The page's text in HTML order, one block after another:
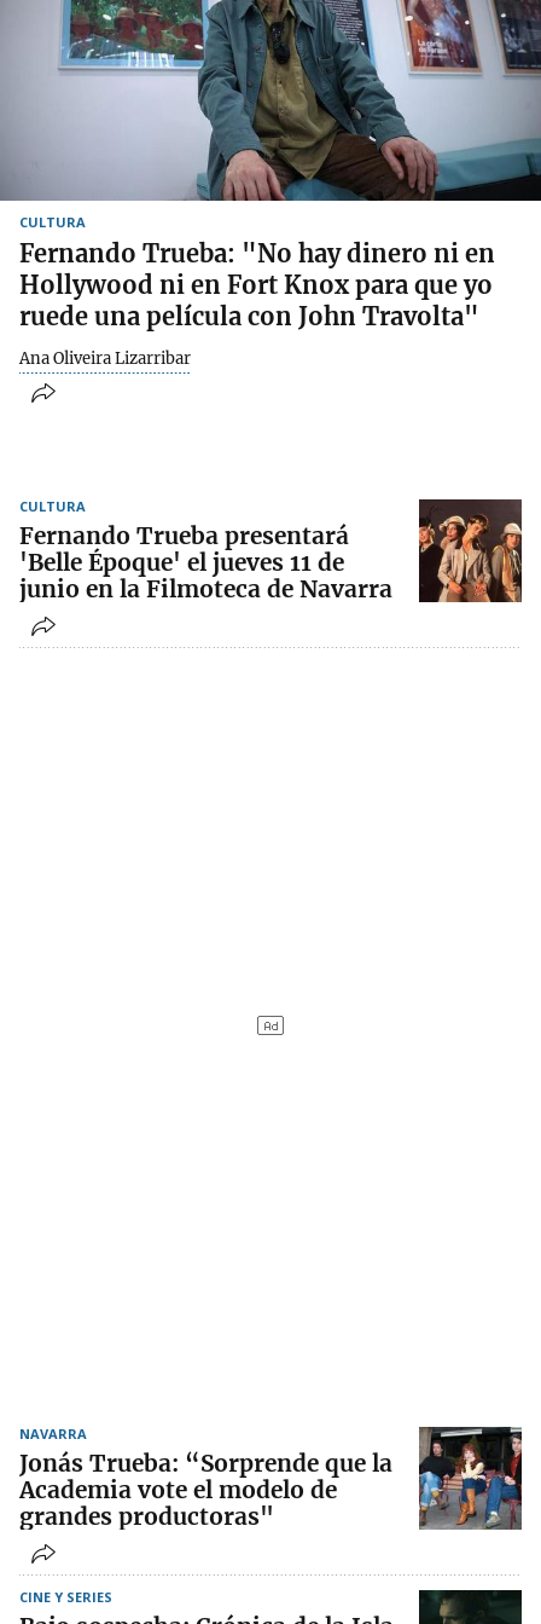
CULTURA
Fernando Trueba: "No hay dinero ni en
Hollywood ni en Fort Knox para que yo
ruede una película con John Travolta"
Ana Oliveira Lizarribar
CULTURA
Fernando Trueba presentará
'Belle Époque' el jueves 11 de
junio en la Filmoteca de Navarra
NAVARRA
Jonás Trueba: “Sorprende que la
Academia vote el modelo de
grandes productoras"
CINE Y SERIES